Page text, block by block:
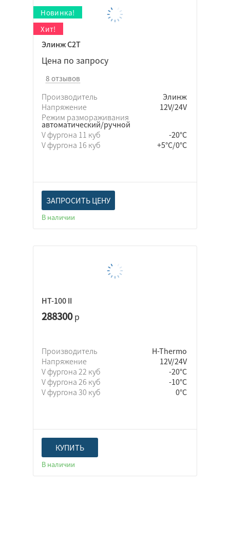
Элинж С2Т
Цена по запросу
8 отзывов
Производитель
Элинж
Напряжение
12V/24V
Режим размораживания
автоматический/ручной
V фургона 11 куб
-20°C
V фургона 16 куб
+5°C/0°C
ЗАПРОСИТЬ ЦЕНУ
В наличии
HT-100 II
288300р
Производитель
H-Thermo
Напряжение
12V/24V
V фургона 22 куб
-20°C
V фургона 26 куб
-10°С
V фургона 30 куб
0°C
КУПИТЬ
В наличии